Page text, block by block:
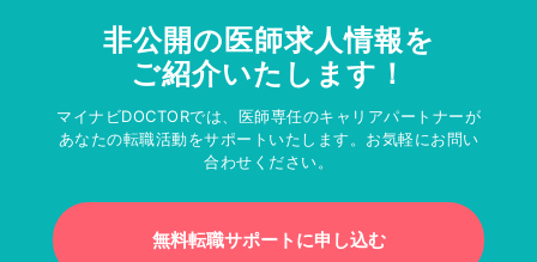
非公開の医師求人情報を
ご紹介いたします！
マイナビDOCTORでは、医師専任のキャリアパートナーが
あなたの転職活動をサポートいたします。お気軽にお問い
合わせください。
無料転職サポートに申し込む